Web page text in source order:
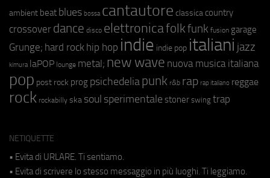
ambient beat blues bossa cantautore classica country
crossover dance disco elettronicafolkfunk fusion garage
Grunge; hard rock hip hop indie indie pop italiani jazz
kimura laPOP lounge metal; new wave nuova musica italiana
pop post rock prog psichedeliapunk r&b rap rap italiano reggae
rock rockabilly ska soul sperimentale stoner swing trap
NETIQUETTE
• Evita di URLARE. Ti sentiamo.
• Evita di scrivere lo stesso messaggio in più luoghi. Ti leggiamo.